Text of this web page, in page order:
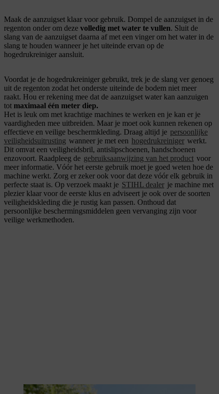
Maak de aanzuigset klaar voor gebruik. Dompel de aanzuigset in de
regenton onder om deze volledig met water te vullen. Sluit de
slang van de aanzuigset daarna af met een vinger om het water in de
slang te houden wanneer je het uiteinde ervan op de
hogedrukreiniger aansluit.
Voordat je de hogedrukreiniger gebruikt, trek je de slang ver genoeg
uit de regenton zodat het onderste uiteinde de bodem niet meer
raakt. Hou er rekening mee dat de aanzuigset water kan aanzuigen
tot maximaal één meter diep.
Het is leuk om met krachtige machines te werken en je kan er je
vaardigheden mee uitbreiden. Maar je moet ook kunnen rekenen op
effectieve en veilige beschermkleding. Draag altijd je persoonlijke
veiligheidsuitrusting wanneer je met een hogedrukreiniger werkt.
Dit omvat een veiligheidsbril, antislipschoenen, handschoenen
enzovoort. Raadpleeg de gebruiksaanwijzing van het product voor
meer informatie. Vóór het eerste gebruik moet je goed weten hoe de
machine werkt. Zorg er zeker ook voor dat deze vóór elk gebruik in
perfecte staat is. Op verzoek maakt je STIHL dealer je machine met
plezier klaar voor de eerste klus en adviseert je ook over de soorten
veiligheidskleding die je rustig kan passen. Onthoud dat
persoonlijke beschermingsmiddelen geen vervanging zijn voor
veilige werkmethoden.